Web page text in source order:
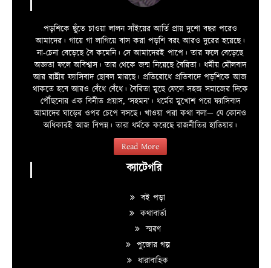
পড়শিকে ছুঁতে চাওয়া লালন সাঁইয়ের আর্তি প্রায় দুশো বছর পরেও
আমাদের। গায়ে গা লাগিয়ে বাস করা পড়শি বরং আরও দুরের হয়েছে।
না-চেনা বেড়েছে বৈ কমেনি। সে আমাদেরই পাপে। তার ফলে বেড়েছে
অজ্ঞতা ফলে অবিশ্বাস। তার থেকে জন্ম নিয়েছে বৈরিতা। ধর্মীয় মৌলবাদ
আর রাষ্ট্রীয় ফ্যাসিবাদ ছোবল মারছে। প্রতিরোধে প্রতিবাদে পড়শিকে আজ
থাকতে হবে আরও বেঁধে বেঁধে। বৈরিতা মুছে ফেলে সহজ সমাজের দিকে
পৌঁছনোর এক বিনীত প্রয়াস, ‘সহমন’। ধর্মের মুখোশ পরে ফ্যাসিবাদ
আমাদের ঘাড়ের ওপর চেপে বসছে। খাওয়া পরা কথা বলা—­­ যে কোনও
অধিকারই আজ বিপন্ন। তারা ধর্মকে করেছে রাজনীতির হাতিয়ার।
Read More
ক্যাটেগরি
বই পড়া
কথাবার্তা
স্মরণ
পুজোর গল্প
ধারাবাহিক